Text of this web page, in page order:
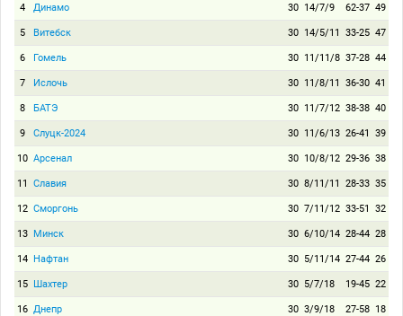
4 Динамо 30 14/7/9 62-37 49
5 Витебск 30 14/5/11 33-25 47
6 Гомель 30 11/11/8 37-28 44
7 Ислочь 30 11/8/11 36-30 41
8 БАТЭ 30 11/7/12 38-38 40
9 Слуцк-2024 30 11/6/13 26-41 39
10 Арсенал 30 10/8/12 29-36 38
11 Славия 30 8/11/11 28-33 35
12 Сморгонь 30 7/11/12 33-51 32
13 Минск 30 6/10/14 28-44 28
14 Нафтан 30 5/11/14 27-44 26
15 Шахтер 30 5/7/18 19-45 22
16 Днепр 30 3/9/18 27-58 18